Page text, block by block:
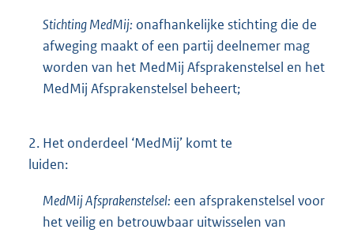
Stichting MedMij: onafhankelijke stichting die de
afweging maakt of een partij deelnemer mag
worden van het MedMij Afsprakenstelsel en het
MedMij Afsprakenstelsel beheert;
2. Het onderdeel ‘MedMij’ komt te
luiden:
MedMij Afsprakenstelsel: een afsprakenstelsel voor
het veilig en betrouwbaar uitwisselen van